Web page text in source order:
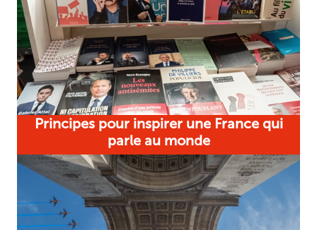
Principes pour inspirer une France qui
parle au monde